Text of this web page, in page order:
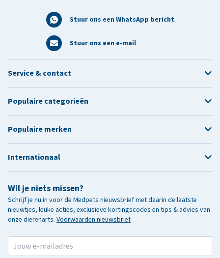
Stuur ons een WhatsApp bericht
Stuur ons een e-mail
Wil je niets missen?
Schrijf je nu in voor de Medpets nieuwsbrief met daarin de laatste
nieuwtjes, leuke acties, exclusieve kortingscodes en tips & advies van
onze dierenarts. Voorwaarden nieuwsbrief
Service & contact
Populaire categorieën
Populaire merken
Internationaal